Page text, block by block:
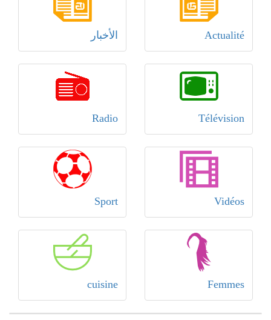
Actualité الأخبار
Télévision
Radio
Vidéos
Sport
Femmes
cuisine